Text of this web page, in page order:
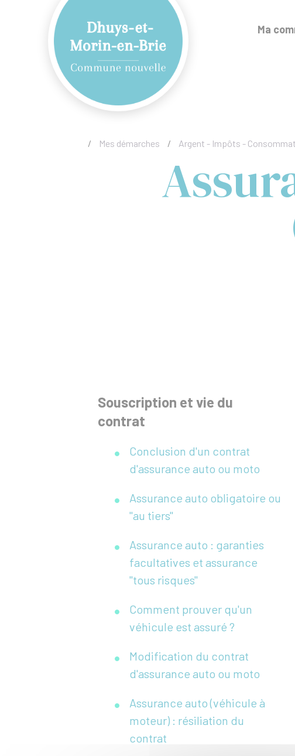
Ma
/ Mes démarches / Argent - Impôts -
Souscription et vie du
contrat
Conclusion d'un contrat
d'assurance auto ou moto
Assurance auto obligatoire ou
"au tiers"
Assurance auto : garanties
facultatives et assurance
"tous risques"
Comment prouver qu'un
véhicule est assuré ?
Modification du contrat
d'assurance auto ou moto
Assurance auto (véhicule à
moteur) : résiliation du
contrat